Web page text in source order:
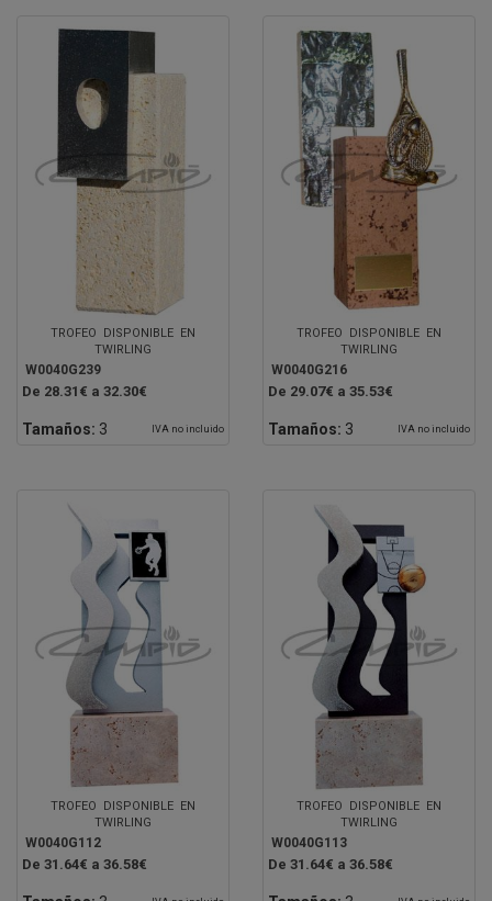
TROFEO DISPONIBLE EN
TWIRLING
W0040G239
De 28.31€ a 32.30€
Tamaños: 3 IVA no incluido
TROFEO DISPONIBLE EN
TWIRLING
W0040G216
De 29.07€ a 35.53€
Tamaños: 3 IVA no incluido
TROFEO DISPONIBLE EN
TWIRLING
W0040G112
De 31.64€ a 36.58€
TROFEO DISPONIBLE EN
TWIRLING
W0040G113
De 31.64€ a 36.58€